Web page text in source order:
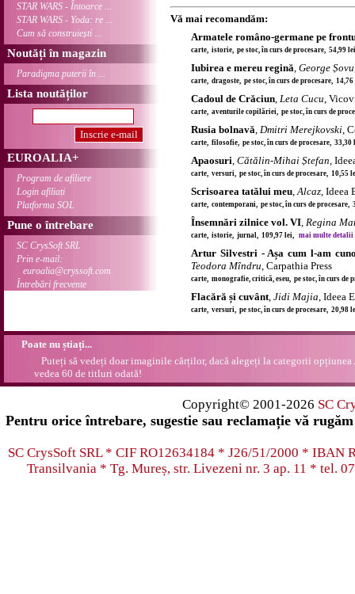
STAR WARS - Întoarce ...
STAR WARS - Yoda: re ...
Cum să construiești ...
Noutăți în magazin
Paradigma puterii în ...
Lista noutăților
EUROALIA+
Program de afiliere
Login afiliați
Platforma SOL
Pune o întrebare
SC CrysSoft SRL
Prin e-mail:
euroalia@cryssoft.com
Întrebări frecvente
Vă mai recomandăm:
Armatele româno-germane pe
carte, istorie, pe stoc, în curs de procesare, 54,99
Iubirea e mereu regină, George Șovu
carte, dragoste, pe stoc, în curs de procesare,
Cadoul de Crăciun, Leta Cucu,
carte, aventurile copilăriei, pe stoc, în curs de
Rusia bolnavă, Dmitri Merejkovski,
carte, filosofie, pe stoc, în curs de procesare,
Apaosuri, Cătălin-Mihai Ștefan,
carte, versuri, pe stoc, în curs de procesare, 10,55
Scrisoarea tatălui meu,Alcaz, Ideea
carte, contemporani, pe stoc, în curs de
Însemnări zilnice vol. VI, Regina
carte, istorie, jurnal, 109,97 lei, mai multe detalii
Artur Silvestri - Așa cum l-am
Teodora Mîndru, Carpathia Press
carte, monografie, critică, eseu, pe stoc, în curs de
Flacără și cuvânt, Jidi Majia, Ideea
carte, versuri, pe stoc, în curs de procesare, 20,98
Poate nu știați...
Puteți să vedeți doar imaginile cărților, dacă alegeți la categorii opțiunea
vedea 60 de titluri odată!
Copyright© 2001-2026 SC
Pentru orice întrebare, sugestie sau reclamație vă
SC CrysSoft SRL * CIF RO12634184 * J26/51/2000 * IBAN
Transilvania * Tg. Mureș, str. Livezeni nr. 3 ap. 11 * tel.